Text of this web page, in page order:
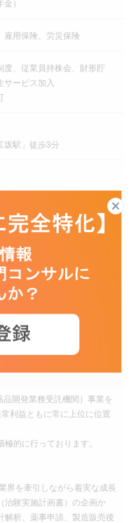
）
雇用保険、労災保険
、従業員持株会、財形貯
ービス加入
駅」徒歩3分
る
開発業務受託機関）事業を
利益ともに常に上位に位置
的に行っております。
界を牽引しながら着実な成長
治験実施計画書）の企画か
解析、薬事申請、製造販売後